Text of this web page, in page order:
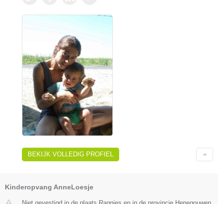
BEKIJK VOLLEDIG PROFIEL
Kinderopvang AnneLoesje